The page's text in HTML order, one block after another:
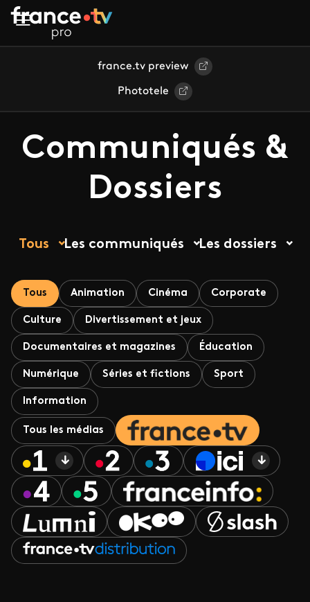
Aller au contenu principal
france.tv preview
Phototele
Communiqués &
Dossiers
Tous Les communiqués Les dossiers
Tous Animation Cinéma Corporate
Culture Divertissement et jeux
Documentaires et magazines Éducation
Numérique Séries et fictions Sport
Information
Tous les médias